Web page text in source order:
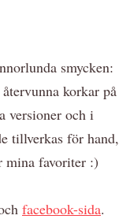
smycken:
korkar på
versioner och i
tillverkas för hand,
mina favoriter :)
facebook-sida.